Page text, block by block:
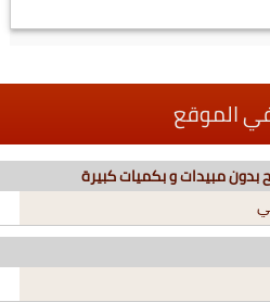
الموقع
مبيدات و بكميات كبيرة